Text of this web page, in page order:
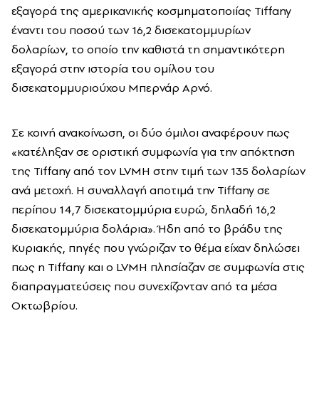
εξαγορά της αμερικανικής κοσμηματοποιίας Tiffany
έναντι του ποσού των 16,2 δισεκατομμυρίων
δολαρίων, το οποίο την καθιστά τη σημαντικότερη
εξαγορά στην ιστορία του ομίλου του
δισεκατομμυριούχου Μπερνάρ Αρνό.
Σε κοινή ανακοίνωση, οι δύο όμιλοι αναφέρουν πως
«κατέληξαν σε οριστική συμφωνία για την απόκτηση
της Tiffany από τον LVMH στην τιμή των 135 δολαρίων
ανά μετοχή. Η συναλλαγή αποτιμά την Tiffany σε
περίπου 14,7 δισεκατομμύρια ευρώ, δηλαδή 16,2
δισεκατομμύρια δολάρια». Ήδη από το βράδυ της
Κυριακής, πηγές που γνώριζαν το θέμα είχαν δηλώσει
πως η Tiffany και ο LVMH πλησίαζαν σε συμφωνία στις
διαπραγματεύσεις που συνεχίζονταν από τα μέσα
Οκτωβρίου.